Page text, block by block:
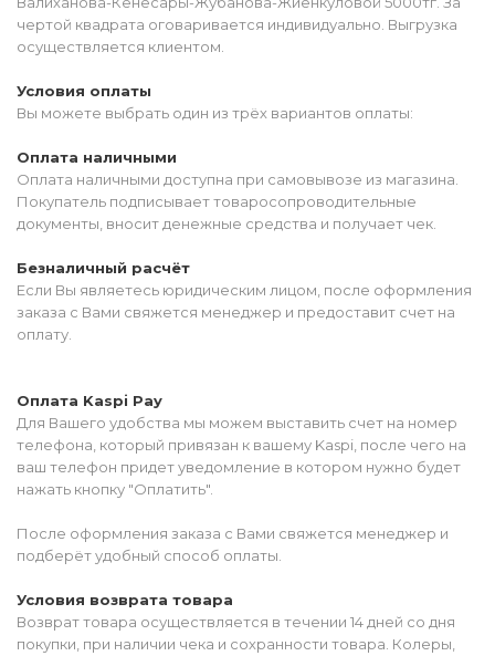
чертой квадрата оговаривается индивидуально. Выгрузка
осуществляется клиентом.
Условия оплаты
Вы можете выбрать один из трёх вариантов оплаты:
Оплата наличными
Оплата наличными доступна при самовывозе из магазина.
Покупатель подписывает товаросопроводительные
документы, вносит денежные средства и получает чек.
Безналичный расчёт
Если Вы являетесь юридическим лицом, после оформления
заказа с Вами свяжется менеджер и предоставит счет на
оплату.
Оплата Kaspi Pay
Для Вашего удобства мы можем выставить счет на номер
телефона, который привязан к вашему Kaspi, после чего на
ваш телефон придет уведомление в котором нужно будет
нажать кнопку "Оплатить".
После оформления заказа с Вами свяжется менеджер и
подберёт удобный способ оплаты.
Условия возврата товара
Возврат товара осуществляется в течении 14 дней со дня
покупки, при наличии чека и сохранности товара. Колеры,